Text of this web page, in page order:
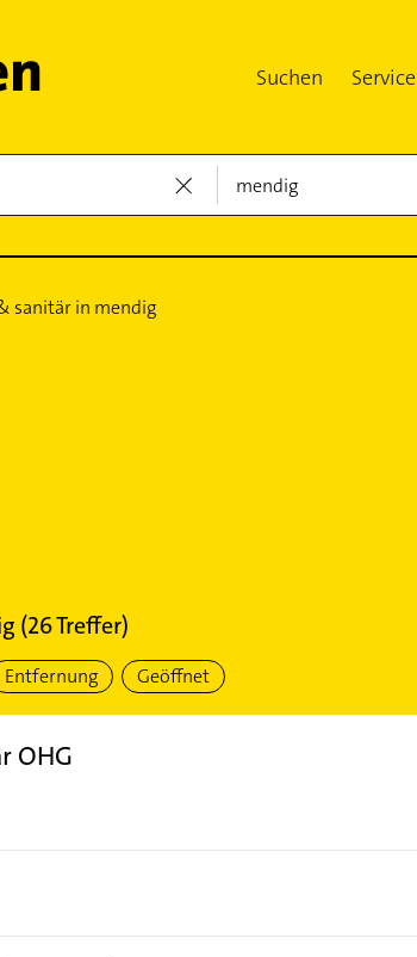
Suchen Service
(26Treffer)
Entfernung Geöffnet
OHG